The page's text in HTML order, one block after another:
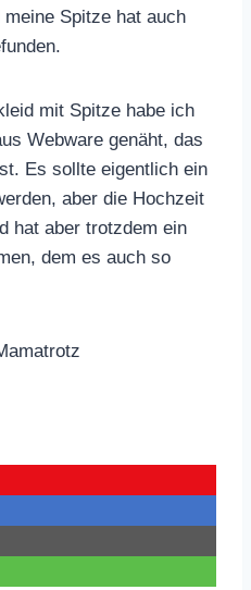
Spitze hat auch
mit Spitze habe ich
Webware genäht, das
Es sollte eigentlich ein
aber die Hochzeit
hat aber trotzdem ein
dem es auch so